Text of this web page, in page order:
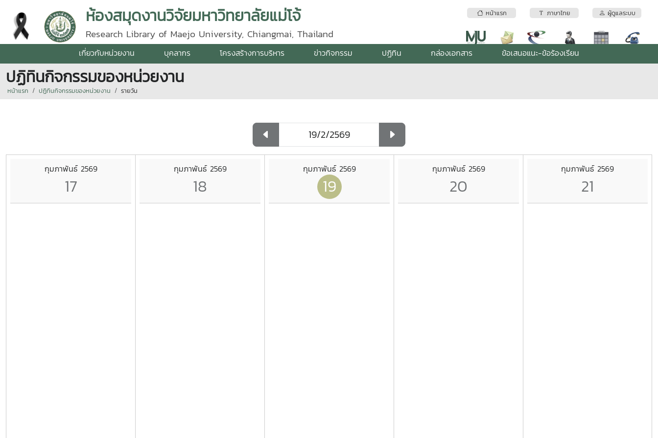
หน้าแรก ภาษาไทย ผู้ดูแลระบบ
ห้องสมุดงานวิจัยมหาวิทยาลัยแม่โจ้
Research Library of Maejo University, Chiangmai, Thailand
เกี่ยวกับหน่วยงาน บุคลากร โครงสร้างการบริหาร ข่าวกิจกรรม ปฏิทิน กล่องเอกสาร ข้อเสนอแนะ-ข้อร้องเรียน
ปฏิทินกิจกรรมของหน่วยงาน
หน้าแรก ปฏิทินกิจกรรมของหน่วยงาน รายวัน
กุมภาพันธ์ 2569
17
กุมภาพันธ์ 2569
18
กุมภาพันธ์ 2569
19
กุมภาพันธ์ 2569
20
กุมภาพันธ์ 2569
21